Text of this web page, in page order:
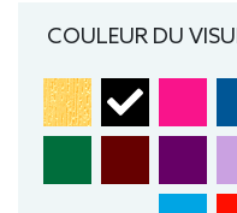
COULEUR DU